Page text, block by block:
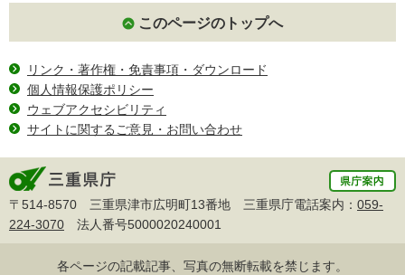
このページのトップへ
リンク・著作権・免責事項・ダウンロード
個人情報保護ポリシー
ウェブアクセシビリティ
サイトに関するご意見・お問い合わせ
〒514-8570 三重県津市広明町13番地 三重県庁電話案内： 059-
224-3070 法人番号5000020240001
各ページの記載記事、写真の無断転載を禁じます。